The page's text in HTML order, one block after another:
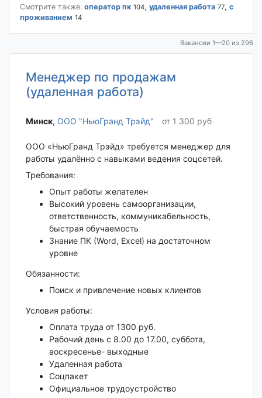
Смотрите также: оператор пк 104, удаленная работа 77, с
проживанием 14
Вакансии 1—20 из 296
Менеджер по продажам
(удаленная работа)
Минск‎, ООО "НьюГранд Трэйд" от 1 300 руб
ООО «НьюГранд Трэйд» требуется менеджер для
работы удалённо с навыками ведения соцсетей.
Требования:
Опыт работы желателен
Высокий уровень самоорганизации,
ответственность, коммуникабельность,
быстрая обучаемость
Знание ПК (Word, Excel) на достаточном
уровне
Обязанности:
Поиск и привлечение новых клиентов
Условия работы:
Оплата труда от 1300 руб.
Рабочий день с 8.00 до 17.00, суббота,
воскресенье- выходные
Удаленная работа
Соцпакет
Официальное трудоустройство